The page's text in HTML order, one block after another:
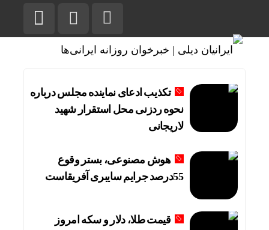
تکذیب ادعای نماینده مجلس درباره
نحوه ردزنی محل استقرار شهید
لاریجانی
هوش مصنوعی، بستر وقوع
55درصد جرایم سایبری آفریقاست
قیمت طلا، دلار و سکه امروز